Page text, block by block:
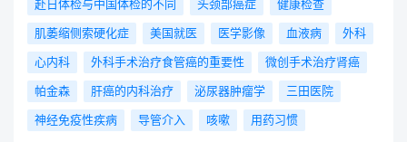
为日本权威的癌症内科医师，胜俣范之教授
还参与了世界中的癌症治疗方案的研究探
讨，并编著了《世界中の医学研究を徹底的
に比較してわかった最高のがん治療》一
书，为日本癌症治疗指明了方向。胜俣范之
教授部分著作|图源：amazon
学研究，以改善这些疾病的临床管理。
Birrer大约有400多发表作品，包括经过同
行评审的手稿，书籍章节和评论文章。任职
哈佛医学院的医学教授麻省总医院妇科肿瘤
学主任丹娜·法伯/哈佛癌症中心的妇科肿瘤
研究计划主任阿拉巴马大学伯明翰分校
O'Neal综合癌症中心主任
下，就要利用人工乳房或自家组织（如腹
部、背部的脂肪），同时进行乳房再建术
（即时乳房重建）”。此外，对于腋下淋巴
结，以前广泛使用“腋窝淋巴结廓清术”，将
淋巴结全部摘除，而现在“前哨淋巴结活检”
已成为主流。也就是说，如果前哨淋巴结没
出现转移的话，就无需摘除更远部位的淋巴
结。术前术后的药物治疗方法，同样也在积
赴日体检与中国体检的不同 头颈部癌症 健康检查
肌萎缩侧索硬化症 美国就医 医学影像 血液病 外科
心内科 外科手术治疗食管癌的重要性 微创手术治疗肾癌
帕金森 肝癌的内科治疗 泌尿器肿瘤学 三田医院
神经免疫性疾病 导管介入 咳嗽 用药习惯